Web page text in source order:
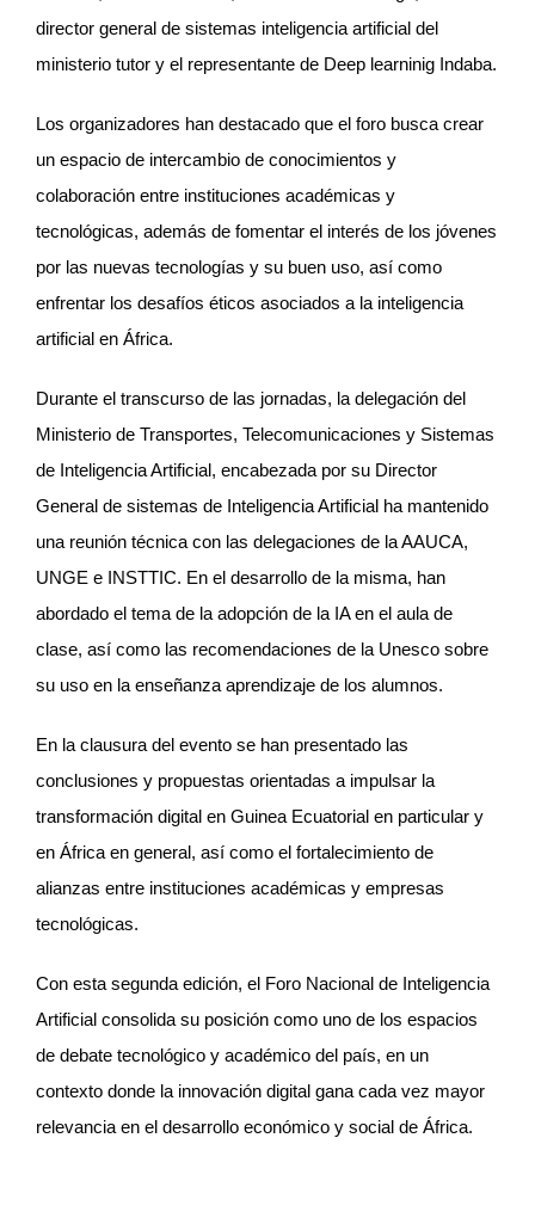
director general de sistemas inteligencia artificial del
ministerio tutor y el representante de Deep learninig Indaba.
Los organizadores han destacado que el foro busca crear
un espacio de intercambio de conocimientos y
colaboración entre instituciones académicas y
tecnológicas, además de fomentar el interés de los jóvenes
por las nuevas tecnologías y su buen uso, así como
enfrentar los desafíos éticos asociados a la inteligencia
artificial en África.
Durante el transcurso de las jornadas, la delegación del
Ministerio de Transportes, Telecomunicaciones y Sistemas
de Inteligencia Artificial, encabezada por su Director
General de sistemas de Inteligencia Artificial ha mantenido
una reunión técnica con las delegaciones de la AAUCA,
UNGE e INSTTIC. En el desarrollo de la misma, han
abordado el tema de la adopción de la IA en el aula de
clase, así como las recomendaciones de la Unesco sobre
su uso en la enseñanza aprendizaje de los alumnos.
En la clausura del evento se han presentado las
conclusiones y propuestas orientadas a impulsar la
transformación digital en Guinea Ecuatorial en particular y
en África en general, así como el fortalecimiento de
alianzas entre instituciones académicas y empresas
tecnológicas.
Con esta segunda edición, el Foro Nacional de Inteligencia
Artificial consolida su posición como uno de los espacios
de debate tecnológico y académico del país, en un
contexto donde la innovación digital gana cada vez mayor
relevancia en el desarrollo económico y social de África.